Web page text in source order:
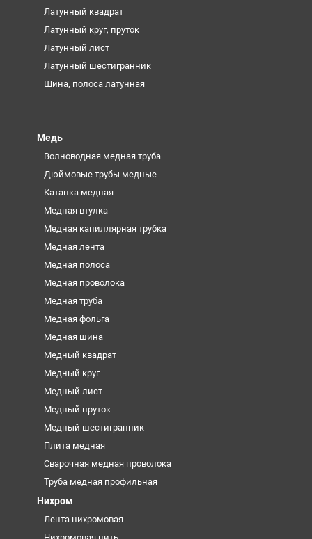
Латунный квадрат
Латунный круг, пруток
Латунный лист
Латунный шестигранник
Шина, полоса латунная
Медь
Волноводная медная труба
Дюймовые трубы медные
Катанка медная
Медная втулка
Медная капиллярная трубка
Медная лента
Медная полоса
Медная проволока
Медная труба
Медная фольга
Медная шина
Медный квадрат
Медный круг
Медный лист
Медный пруток
Медный шестигранник
Плита медная
Сварочная медная проволока
Труба медная профильная
Нихром
Лента нихромовая